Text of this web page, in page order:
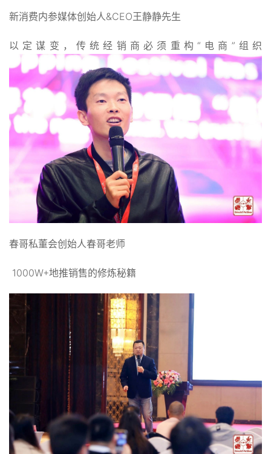
新消费内参媒体创始人&CEO王静静先生
以定谋变，传统经销商必须重构“电商”组织
春哥私董会创始人春哥老师
1000W+地推销售的修炼秘籍